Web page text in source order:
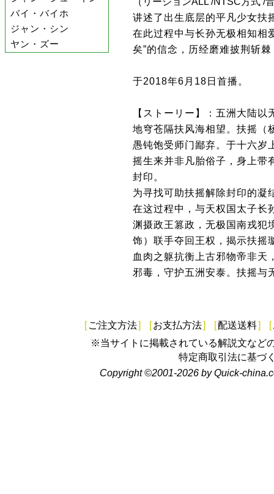
バイ・バイホ
ジャン・シン
ヤン・ズー
讲述了出生底层的平凡少女扶
在此过程中与长孙无极相知相
矣”的信念，历经磨难披荆斩
于2018年6月18日首播。
【ストーリー】：五洲大陆
地穹苍隔扶风海相望。扶摇（
愚钝饱受师门鄙弃。于十六岁
摇生来并非凡胎俗子，身上带
封印。
为寻找可助扶摇解除封印的凝
在这过程中，与天权国太子长
渊摄政王篡政，无极国南戎犯
饰）联手夺回王权，揭示扶摇
血肉之躯抗衡上古邪物帝非天
邪毒，守护五洲安泰。扶摇与
[ ご注文方法] [お支払方法] [配送送料] [
※当サイトに掲載されている解説文など
特定商取引法に基づ
Copyright ©2001-2026 by Quick-